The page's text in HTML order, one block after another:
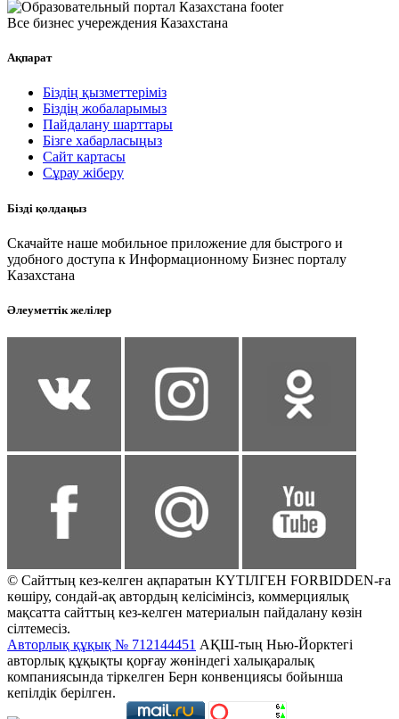
Все бизнес учереждения Казахстана
Ақпарат
Біздің қызметтеріміз
Біздің жобаларымыз
Пайдалану шарттары
Бізге хабарласыңыз
Сайт картасы
Сұрау жіберу
Бізді қолдаңыз
Скачайте наше мобильное приложение для быстрого и
удобного доступа к Информационному Бизнес порталу
Казахстана
Әлеуметтік желілер
© Сайттың кез-келген ақпаратын КҮТІЛГЕН FORBIDDEN-ға
көшіру, сондай-ақ автордың келісімінсіз, коммерциялық
мақсатта сайттың кез-келген материалын пайдалану көзін
сілтемесіз.
Авторлық құқық № 712144451 АҚШ-тың Нью-Йорктегі
авторлық құқықты қорғау жөніндегі халықаралық
компаниясында тіркелген Берн конвенциясы бойынша
кепілдік берілген.